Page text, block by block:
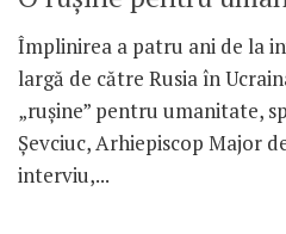
Împlinirea a patru ani de la
largă de către Rusia în
„rușine” pentru umanitate,
Șevciuc, Arhiepiscop Major
interviu,...